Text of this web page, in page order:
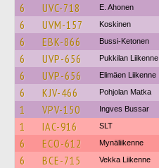
6 UVC-718 E. Ahonen
6 UVM-157 Koskinen
6 EBK-866 Bussi-Ketonen
6 UVP-656 Pukkilan Liikenne
6 UVP-656 Elimäen Liikenne
6 KJV-466 Pohjolan Matka
1 VPV-150 Ingves Bussar
1 IAC-916 SLT
6 ECO-612 Mynäliikenne
6 BCE-715 Vekka Liikenne